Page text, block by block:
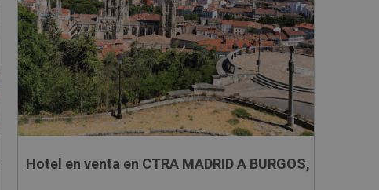
Hotel en venta en CTRA MADRID A BURGOS, SN